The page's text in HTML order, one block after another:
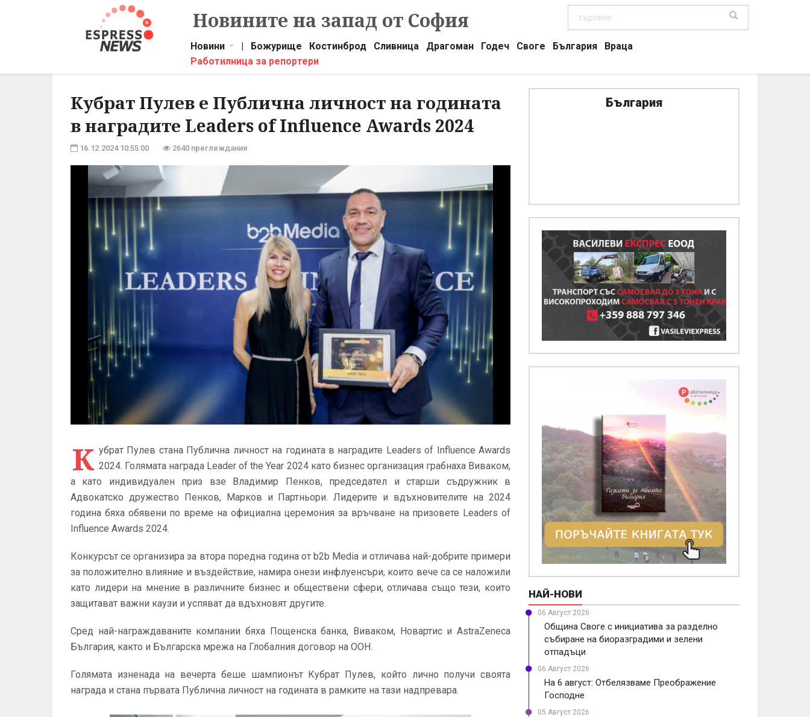
Новините на запад от София
Новини | Божурище Костинброд Сливница Драгоман Годеч Своге България
Враца
Работилница за репортери
Кубрат Пулев е Публична личност на годината
в наградите Leaders of Influence Awards 2024
16.12.2024 10:55:00 2640 преглеждания
К убрат Пулев стана Публична личност на годината в наградите Leaders of Influence Awards
2024. Голямата награда Leader of the Year 2024 като бизнес организация грабнаха Виваком,
а като индивидуален приз взе Владимир Пенков, председател и старши съдружник в
Адвокатско дружество Пенков, Марков и Партньори. Лидерите и вдъхновителите на 2024
година бяха обявени по време на официална церемония за връчване на призовете Leaders of
Influence Awards 2024.
Конкурсът се организира за втора поредна година от b2b Media и отличава най-добрите примери
за положително влияние и въздействие, намира онези инфлуенсъри, които вече са се наложили
като лидери на мнение в различните бизнес и обществени сфери, отличава също тези, които
защитават важни каузи и успяват да вдъхновят другите.
Сред най-награждаваните компании бяха Пощенска банка, Виваком, Новартис и AstraZeneca
България, както и Българска мрежа на Глобалния договор на ООН.
Голямата изненада на вечерта беше шампионът Кубрат Пулев, който лично получи своята
награда и стана първата Публична личност на годината в рамките на тази надпревара.
България
НАЙ-НОВИ
06 Август 2026
Община Своге с инициатива за разделно
събиране на биоразградими и зелени
отпадъци
06 Август 2026
На 6 август: Отбелязваме Преображение
Господне
05 Август 2026